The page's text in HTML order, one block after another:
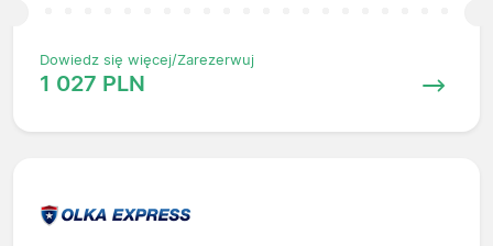
Dowiedz się więcej/Zarezerwuj
1 027 PLN